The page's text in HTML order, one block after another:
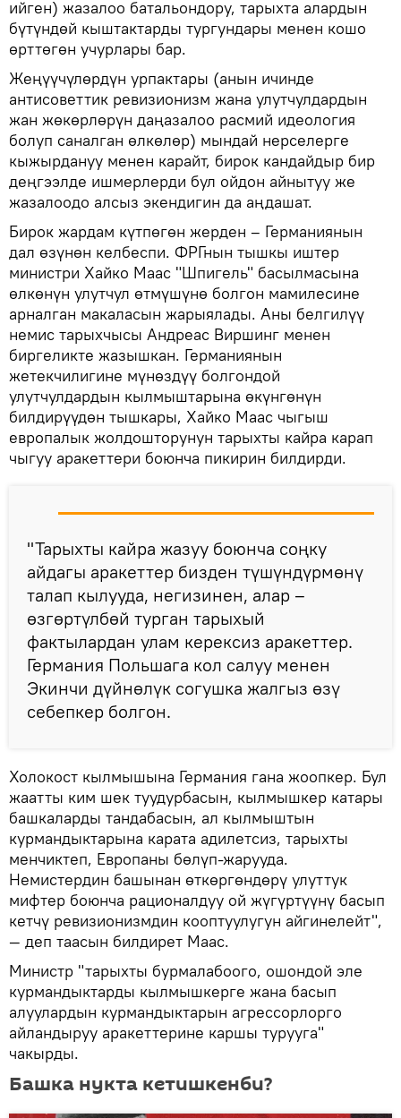
ийген) жазалоо батальондору, тарыхта алардын
бүтүндөй кыштактарды тургундары менен кошо
өрттөгөн учурлары бар.
Жеңүүчүлөрдүн урпактары (анын ичинде
антисоветтик ревизионизм жана улутчулдардын
жан жөкөрлөрүн даңазалоо расмий идеология
болуп саналган өлкөлөр) мындай нерселерге
кыжырдануу менен карайт, бирок кандайдыр бир
деңгээлде ишмерлерди бул ойдон айнытуу же
жазалоодо алсыз экендигин да аңдашат.
Бирок жардам күтпөгөн жерден – Германиянын
дал өзүнөн келбеспи. ФРГнын тышкы иштер
министри Хайко Маас "Шпигель" басылмасына
өлкөнүн улутчул өтмүшүнө болгон мамилесине
арналган макаласын жарыялады. Аны белгилүү
немис тарыхчысы Андреас Виршинг менен
биргеликте жазышкан. Германиянын
жетекчилигине мүнөздүү болгондой
улутчулдардын кылмыштарына өкүнгөнүн
билдирүүдөн тышкары, Хайко Маас чыгыш
европалык жолдошторунун тарыхты кайра карап
чыгуу аракеттери боюнча пикирин билдирди.
"Тарыхты кайра жазуу боюнча соңку
айдагы аракеттер бизден түшүндүрмөнү
талап кылууда, негизинен, алар –
өзгөртүлбөй турган тарыхый
фактылардан улам керексиз аракеттер.
Германия Польшага кол салуу менен
Экинчи дүйнөлүк согушка жалгыз өзү
себепкер болгон.
Холокост кылмышына Германия гана жоопкер. Бул
жаатты ким шек туудурбасын, кылмышкер катары
башкаларды тандабасын, ал кылмыштын
курмандыктарына карата адилетсиз, тарыхты
менчиктеп, Европаны бөлүп-жарууда.
Немистердин башынан өткөргөндөрү улуттук
мифтер боюнча рационалдуу ой жүгүртүүнү басып
кетчү ревизионизмдин кооптуулугун айгинелейт",
— деп таасын билдирет Маас.
Министр "тарыхты бурмалабоого, ошондой эле
курмандыктарды кылмышкерге жана басып
алуулардын курмандыктарын агрессорлорго
айландыруу аракеттерине каршы турууга"
чакырды.
Башка нукта кетишкенби?